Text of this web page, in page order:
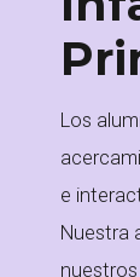
Los
e
Nuestra